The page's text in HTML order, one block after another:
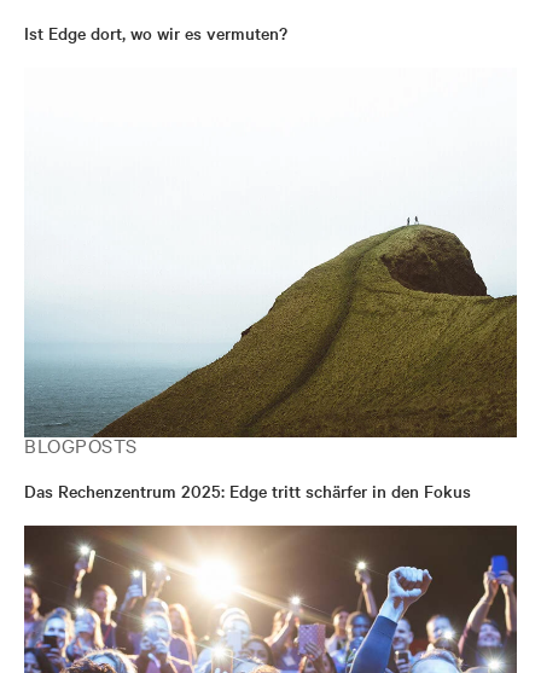
Ist Edge dort, wo wir es vermuten?
BLOGPOSTS
Das Rechenzentrum 2025: Edge tritt schärfer in den Fokus